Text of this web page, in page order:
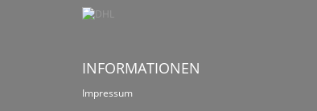
INFORMATIONEN
Impressum